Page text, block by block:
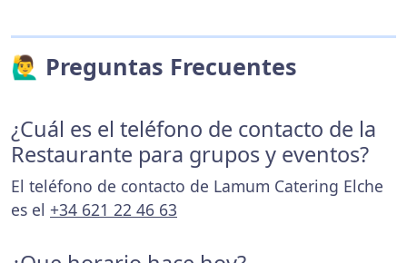
🙋‍♂️ Preguntas Frecuentes
¿Cuál es el teléfono de contacto de la
Restaurante para grupos y eventos?
El teléfono de contacto de Lamum Catering Elche
es el +34 621 22 46 63